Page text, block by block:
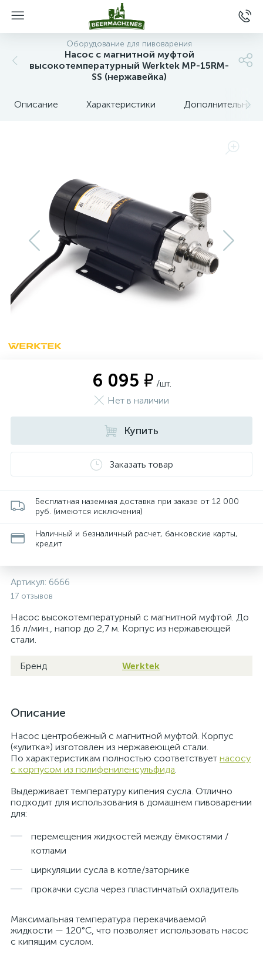
Оборудование для пивоварения
Насос с магнитной муфтой
высокотемпературный Werktek MP-15RM-
SS (нержавейка)
Описание Характеристики Дополнительные
6 095 ₽ /шт.
Нет в наличии
Купить
Заказать товар
Бесплатная наземная доставка при заказе от 12 000
руб. (имеются исключения)
Наличный и безналичный расчет, банковские карты,
кредит
Артикул: 6666
17 отзывов
Насос высокотемпературный с магнитной муфтой. До
16 л/мин., напор до 2,7 м. Корпус из нержавеющей
стали.
Бренд Werktek
Описание
Насос центробежный с магнитной муфтой. Корпус
(«улитка») изготовлен из нержавеющей стали.
По характеристикам полностью соответствует насосу
с корпусом из полифениленсульфида.
Выдерживает температуру кипения сусла. Отлично
подходит для использования в домашнем пивоварении
для:
перемещения жидкостей между ёмкостями /
котлами
циркуляции сусла в котле/заторнике
прокачки сусла через пластинчатый охладитель
Максимальная температура перекачиваемой
жидкости — 120°C, что позволяет использовать насос
с кипящим суслом.